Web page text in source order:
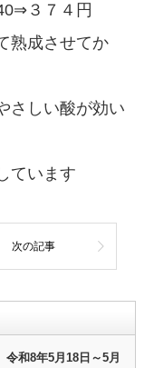
３７４円
熟成させてか
しい酸が効い
ています
次の記事
8年5月18日～5月